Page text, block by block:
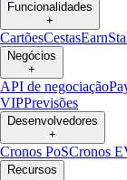
Funcionalidades
+
CartõesCestasEarn
Negócios
+
API de negociação
VIPPrevisões
Desenvolvedores
+
Cronos PoSCronos
Recursos